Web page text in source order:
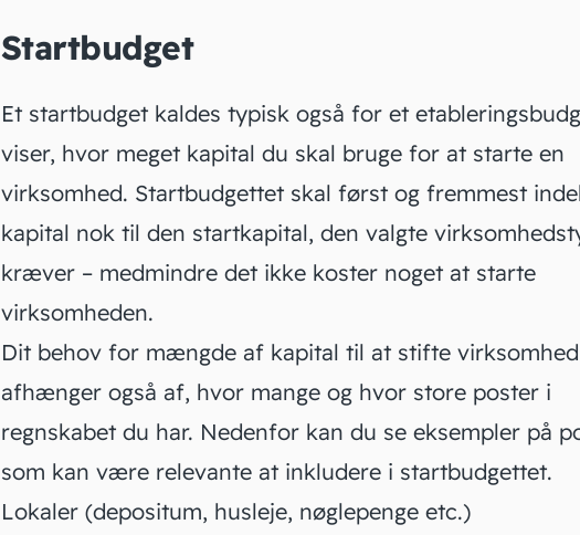
Startbudget
Et startbudget kaldes typisk også for et
viser, hvor meget kapital du skal bruge for at starte en
virksomhed. Startbudgettet skal først og fremmest
kapital nok til den startkapital, den valgte
kræver – medmindre det ikke koster noget at starte
virksomheden.
Dit behov for mængde af kapital til at stifte virksomhed
afhænger også af, hvor mange og hvor store poster i
regnskabet du har. Nedenfor kan du se eksempler på
som kan være relevante at inkludere i startbudgettet.
Lokaler (depositum, husleje, nøglepenge etc.)